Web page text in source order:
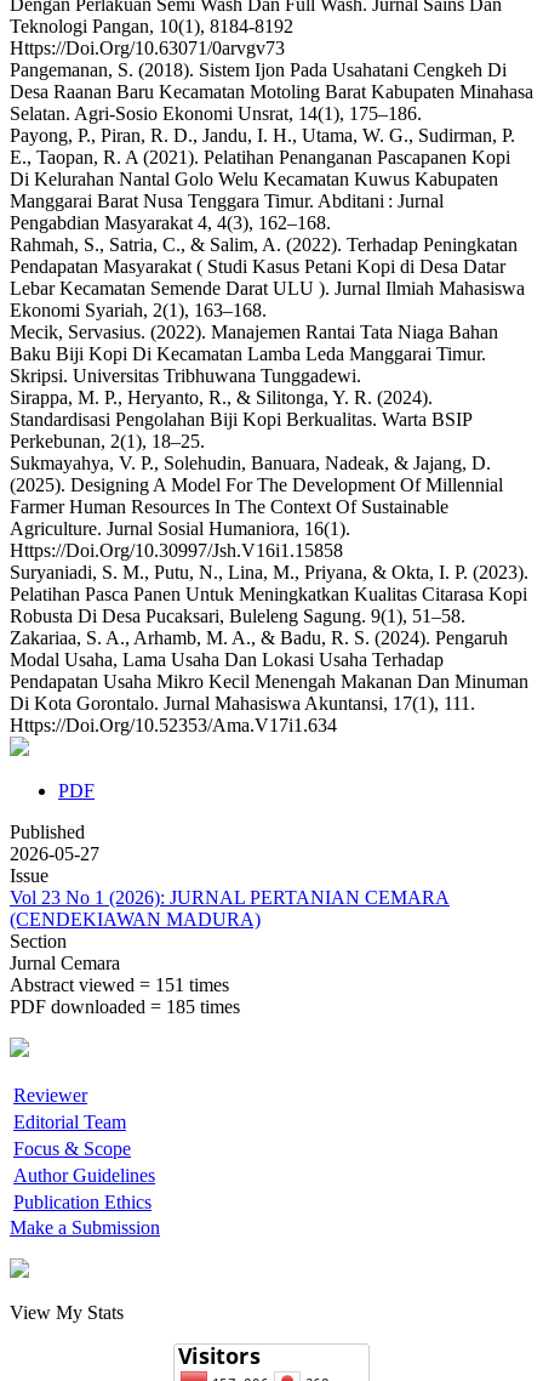
Teknologi Pangan, 10(1), 8184-8192
Https://Doi.Org/10.63071/0arvgv73
Pangemanan, S. (2018). Sistem Ijon Pada Usahatani Cengkeh Di
Desa Raanan Baru Kecamatan Motoling Barat Kabupaten Minahasa
Selatan. Agri-Sosio Ekonomi Unsrat, 14(1), 175–186.
Payong, P., Piran, R. D., Jandu, I. H., Utama, W. G., Sudirman, P.
E., Taopan, R. A (2021). Pelatihan Penanganan Pascapanen Kopi
Di Kelurahan Nantal Golo Welu Kecamatan Kuwus Kabupaten
Manggarai Barat Nusa Tenggara Timur. Abditani : Jurnal
Pengabdian Masyarakat 4, 4(3), 162–168.
Rahmah, S., Satria, C., & Salim, A. (2022). Terhadap Peningkatan
Pendapatan Masyarakat ( Studi Kasus Petani Kopi di Desa Datar
Lebar Kecamatan Semende Darat ULU ). Jurnal Ilmiah Mahasiswa
Ekonomi Syariah, 2(1), 163–168.
Mecik, Servasius. (2022). Manajemen Rantai Tata Niaga Bahan
Baku Biji Kopi Di Kecamatan Lamba Leda Manggarai Timur.
Skripsi. Universitas Tribhuwana Tunggadewi.
Sirappa, M. P., Heryanto, R., & Silitonga, Y. R. (2024).
Standardisasi Pengolahan Biji Kopi Berkualitas. Warta BSIP
Perkebunan, 2(1), 18–25.
Sukmayahya, V. P., Solehudin, Banuara, Nadeak, & Jajang, D.
(2025). Designing A Model For The Development Of Millennial
Farmer Human Resources In The Context Of Sustainable
Agriculture. Jurnal Sosial Humaniora, 16(1).
Https://Doi.Org/10.30997/Jsh.V16i1.15858
Suryaniadi, S. M., Putu, N., Lina, M., Priyana, & Okta, I. P. (2023).
Pelatihan Pasca Panen Untuk Meningkatkan Kualitas Citarasa Kopi
Robusta Di Desa Pucaksari, Buleleng Sagung. 9(1), 51–58.
Zakariaa, S. A., Arhamb, M. A., & Badu, R. S. (2024). Pengaruh
Modal Usaha, Lama Usaha Dan Lokasi Usaha Terhadap
Pendapatan Usaha Mikro Kecil Menengah Makanan Dan Minuman
Di Kota Gorontalo. Jurnal Mahasiswa Akuntansi, 17(1), 111.
Https://Doi.Org/10.52353/Ama.V17i1.634
PDF
Published
2026-05-27
Issue
Vol 23 No 1 (2026): JURNAL PERTANIAN CEMARA
(CENDEKIAWAN MADURA)
Section
Jurnal Cemara
Abstract viewed = 151 times
PDF downloaded = 185 times
Reviewer
Editorial Team
Focus & Scope
Author Guidelines
Publication Ethics
Make a Submission
View My Stats